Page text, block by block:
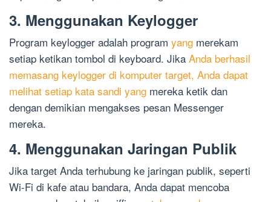
3. Menggunakan Keylogger
Program keylogger adalah program yang merekam
setiap ketikan tombol di keyboard. Jika Anda berhasil
memasang keylogger di komputer target, Anda dapat
melihat setiap kata sandi yang mereka ketik dan
dengan demikian mengakses pesan Messenger
mereka.
4. Menggunakan Jaringan Publik
Jika target Anda terhubung ke jaringan publik, seperti
Wi-Fi di kafe atau bandara, Anda dapat mencoba